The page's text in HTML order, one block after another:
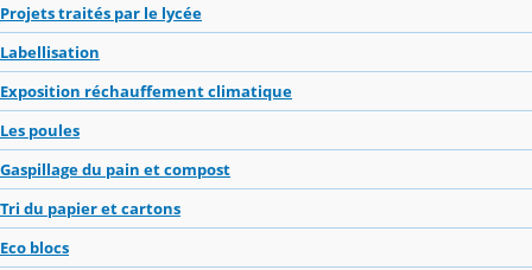
Projets traités par le lycée
Labellisation
Exposition réchauffement climatique
Les poules
Gaspillage du pain et compost
Tri du papier et cartons
Eco blocs